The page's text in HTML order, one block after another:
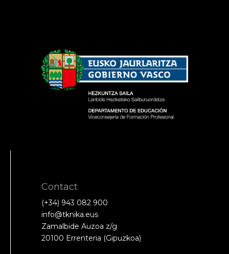
Contact
(+34) 943 082 900
info@tknika.eus
Zamalbide Auzoa z/g
20100 Errenteria (Gipuzkoa)